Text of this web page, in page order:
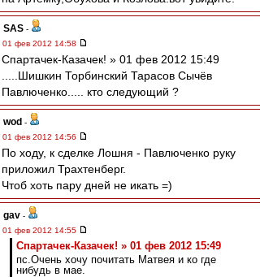
SAS -
01 фев 2012 14:58
Спартачек-Казачек! » 01 фев 2012 15:49
.....Шишкин Торбинский Тарасов Сычёв
Павлюченко..... кто следующий ?
wod -
01 фев 2012 14:56
По ходу, к сделке Лошня - Павлюченко руку
приложил Трахтенберг.
Чтоб хоть пару дней не икать =)
gav -
01 фев 2012 14:55
Спартачек-Казачек! » 01 фев 2012 15:49
пс.Очень хочу почитать Матвея и ко где
нибудь в мае.